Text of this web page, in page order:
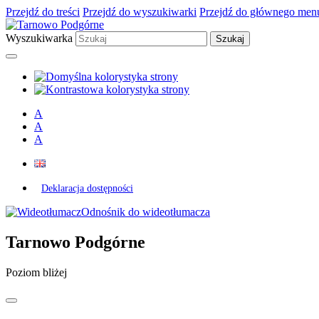
Przejdź do treści Przejdź do wyszukiwarki Przejdź do głównego
Wyszukiwarka
A
A
A
Deklaracja dostępności
Odnośnik do wideotłumacza
Tarnowo Podgórne
Poziom bliżej